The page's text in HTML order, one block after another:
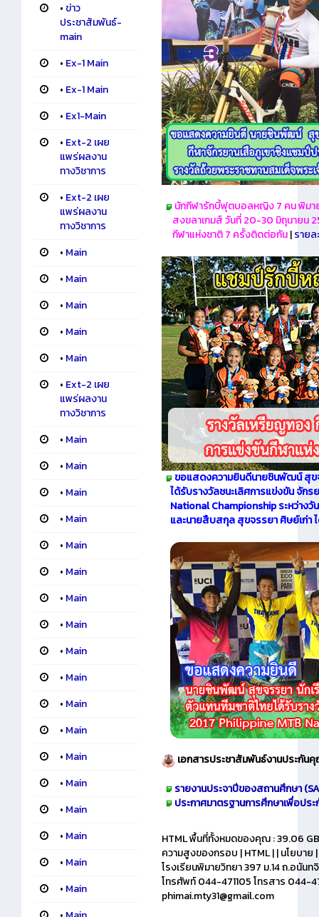
• ข่าว
ประชาสัมพันธ์-
main
• Ex-1 Main
• Ex-1 Main
• Ex1-Main
• Ext-2 เผย
แพร่ผลงาน
ทางวิชาการ
• Ext-2 เผย
แพร่ผลงาน
ทางวิชาการ
• Main
• Main
• Main
• Main
• Main
• Ext-2 เผย
แพร่ผลงาน
ทางวิชาการ
• Main
• Main
• Main
• Main
• Main
• Main
• Main
• Main
• Main
• Main
• Main
• Main
• Main
• Main
• Main
• Main
• Main
• Main
นักกีฬารักบี้ฟุตบอลหญิง 7 คน พิมา
สงขลาเกมส์ วันที่ 20-30 มิถุนายน
กีฬาแห่งชาติ 7 ครั้งติดต่อกัน|รายล
ขอแสดงความยินดีนายชินพัฒน์ สุข
ได้รับรางวัลชนะเลิศการแข่งขัน จักร
National Championship ระหว่าง
และนายสืบสกุล สุขจรรยา ศิษย์เก่า
เอกสารประชาสัมพันธ์งานประกัน
รายงานประจาปีของสถานศึกษา
ประกาศมาตรฐานการศึกษาเพื่อป
HTML พื้นที่ทั้งหมดของคุณ : 39.06
ความสูงของกรอบ | HTML | | นโยบา
โรงเรียนพิมายวิทยา 397 ม.14 ถ.อนัน
โทรศัพท์ 044-471105 โทรสาร 044-
phimai.mty31@gmail.com